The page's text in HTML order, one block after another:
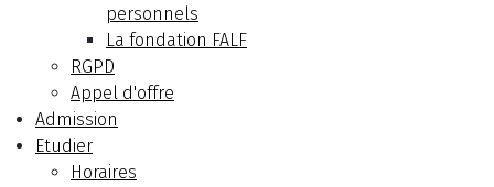
personnels
La fondation FALF
RGPD
Appel d'offre
Admission
Etudier
Horaires